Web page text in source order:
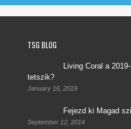
TSG BLOG
Living Coral a
tetszik?
January 16, 2019
Fejezd ki Magad
September 12, 2014